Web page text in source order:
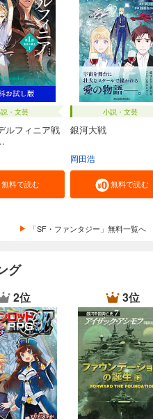
・文芸
フィニア戦
無料で読む
小説・文芸
銀河大戦
岡田浩
無料で読む
「SF・ファンタジー」無料一覧へ
グ
2位 3位